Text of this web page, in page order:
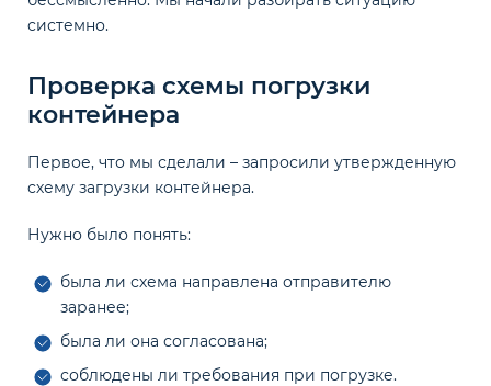
системно.
Проверка схемы погрузки
контейнера
Первое, что мы сделали – запросили утвержденную
схему загрузки контейнера.
Нужно было понять:
была ли схема направлена отправителю
заранее;
была ли она согласована;
соблюдены ли требования при погрузке.